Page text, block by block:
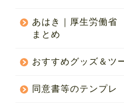
あはき｜厚生労働省
まとめ
おすすめグッズ＆ツ
同意書等のテンプレ